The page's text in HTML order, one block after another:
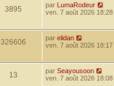
3895 par LumaRodeur
ven. 7 août 2026 18:28
326606 par elidan
ven. 7 août 2026 18:17
13 par Seayousoon
ven. 7 août 2026 18:08